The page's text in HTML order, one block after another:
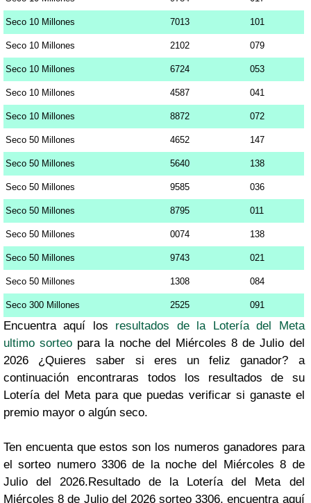
Seco 10 Millones 7013 101
Seco 10 Millones 2102 079
Seco 10 Millones 6724 053
Seco 10 Millones 4587 041
Seco 10 Millones 8872 072
Seco 50 Millones 4652 147
Seco 50 Millones 5640 138
Seco 50 Millones 9585 036
Seco 50 Millones 8795 011
Seco 50 Millones 0074 138
Seco 50 Millones 9743 021
Seco 50 Millones 1308 084
Seco 300 Millones 2525 091
Encuentra aquí los resultados de la Lotería del Meta
ultimo sorteo para la noche del Miércoles 8 de Julio del
2026 ¿Quieres saber si eres un feliz ganador? a
continuación encontraras todos los resultados de su
Lotería del Meta para que puedas verificar si ganaste el
premio mayor o algún seco.
Ten encuenta que estos son los numeros ganadores para
el sorteo numero 3306 de la noche del Miércoles 8 de
Julio del 2026.Resultado de la Lotería del Meta del
Miércoles 8 de Julio del 2026 sorteo 3306, encuentra aquí